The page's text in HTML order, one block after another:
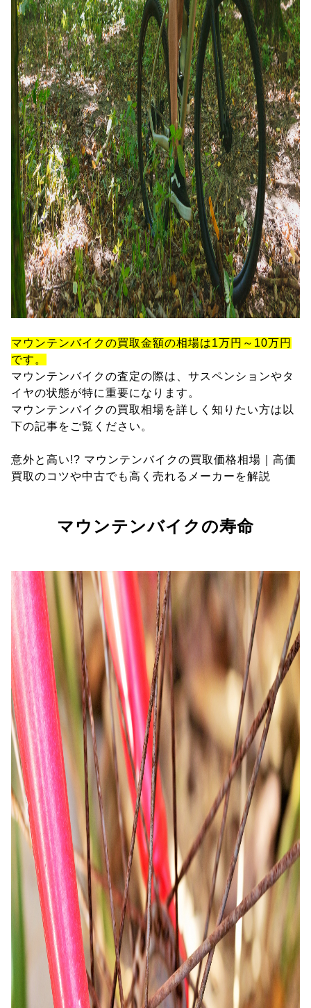
マウンテンバイクの買取金額の相場は1万円～10万円
です。
マウンテンバイクの査定の際は、サスペンションやタ
イヤの状態が特に重要になります。
マウンテンバイクの買取相場を詳しく知りたい方は以
下の記事をご覧ください。
意外と高い!? マウンテンバイクの買取価格相場｜高価
買取のコツや中古でも高く売れるメーカーを解説
マウンテンバイクの寿命